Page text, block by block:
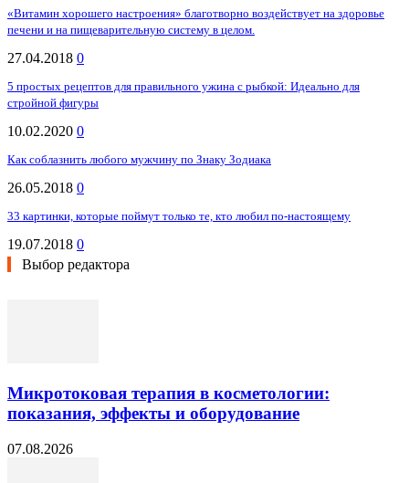
«Витамин хорошего настроения» благотворно воздействует на здоровье
печени и на пищеварительную систему в целом.
27.04.2018 0
5 простых рецептов для правильного ужина с рыбкой: Идеально для
стройной фигуры
10.02.2020 0
Как соблазнить любого мужчину по Знаку Зодиака
26.05.2018 0
33 картинки, которые поймут только те, кто любил по-настоящему
19.07.2018 0
Выбор редактора
Микротоковая терапия в косметологии:
показания, эффекты и оборудование
07.08.2026